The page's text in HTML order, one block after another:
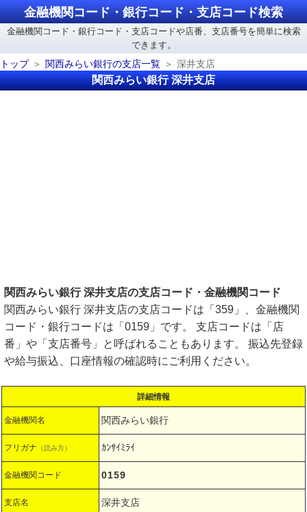
金融機関コード・銀行コード・支店コード検索
金融機関コード・銀行コード・支店コードや店番、支店番号を簡単に検索
できます。
トップ
関西みらい銀行の支店一覧 深井支店
関西みらい銀行 深井支店
関西みらい銀行 深井支店の支店コード・金融機関コード
関西みらい銀行 深井支店の支店コードは「359」、金融機関
コード・銀行コードは「0159」です。 支店コードは「店
番」や「支店番号」と呼ばれることもあります。 振込先登録
や給与振込、口座情報の確認時にご利用ください。
詳細情報
金融機関名 関西みらい銀行
フリガナ （読み方） ｶﾝｻｲﾐﾗｲ
金融機関コード 0159
支店名 深井支店